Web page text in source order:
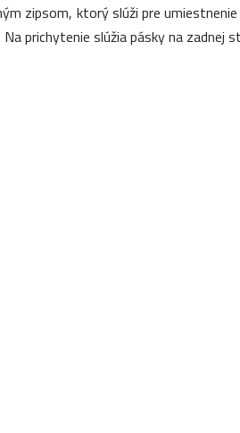
zipsom, ktorý slúži pre
prichytenie slúžia pásky na zadnej